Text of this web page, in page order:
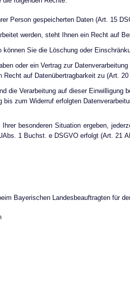
Person gespeicherten Daten (Art. 15
werden, steht Ihnen ein Recht auf
Sie die Löschung oder
oder ein Vertrag zur
auf Datenübertragbarkeit zu (Art.
die Verarbeitung auf dieser
zum Widerruf erfolgten
besonderen Situation ergeben,
1 Buchst. e DSGVO erfolgt (Art. 21
Bayerischen Landesbeauftragten für